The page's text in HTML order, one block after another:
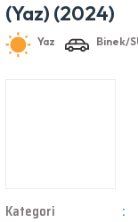
(Yaz) (2024)
Kategori